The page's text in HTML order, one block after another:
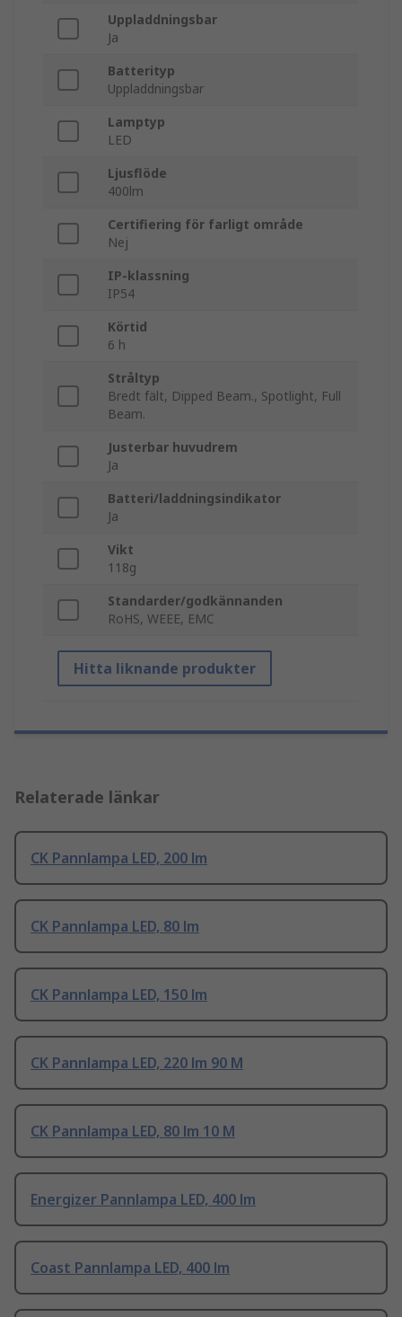
Uppladdningsbar
Ja
Batterityp
Uppladdningsbar
Lamptyp
LED
Ljusflöde
400lm
Certifiering för farligt område
Nej
IP-klassning
IP54
Körtid
6 h
Stråltyp
Bredt fält, Dipped Beam., Spotlight, Full
Beam.
Justerbar huvudrem
Ja
Batteri/laddningsindikator
Ja
Vikt
118g
Standarder/godkännanden
RoHS, WEEE, EMC
Hitta liknande produkter
Relaterade länkar
CK Pannlampa LED, 200 lm
CK Pannlampa LED, 80 lm
CK Pannlampa LED, 150 lm
CK Pannlampa LED, 220 lm 90 M
CK Pannlampa LED, 80 lm 10 M
Energizer Pannlampa LED, 400 lm
Coast Pannlampa LED, 400 lm